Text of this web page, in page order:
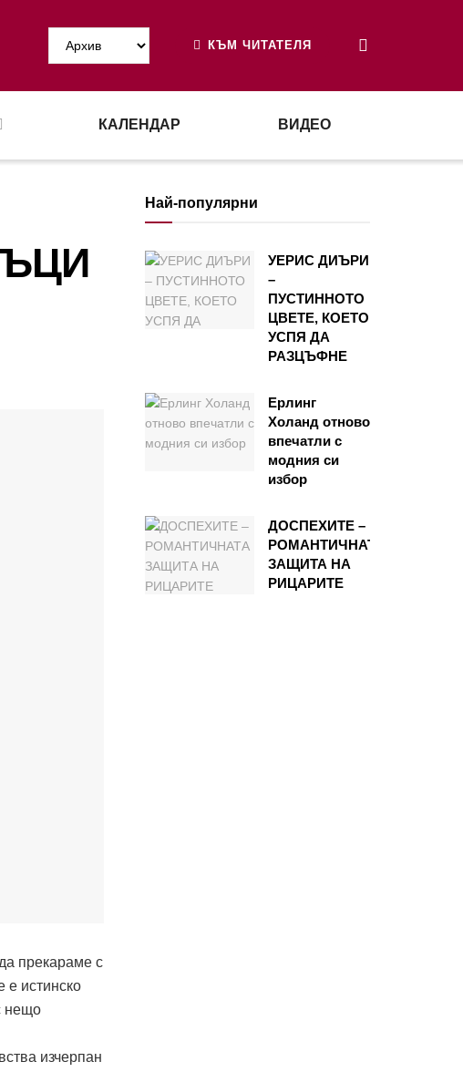
КЪМ ЧИТАТЕЛЯ
КАЛЕНДАР ВИДЕО
прекараме с
е истинско
нещо
изчерпан
Най-популярни
УЕРИС ДИЪРИ
–
ПУСТИННОТО
ЦВЕТЕ, КОЕТО
УСПЯ ДА
РАЗЦЪФНЕ
Ерлинг
Холанд отново
впечатли с
модния си
избор
ДОСПЕХИТЕ –
РОМАНТИЧНАТА
ЗАЩИТА НА
РИЦАРИТЕ